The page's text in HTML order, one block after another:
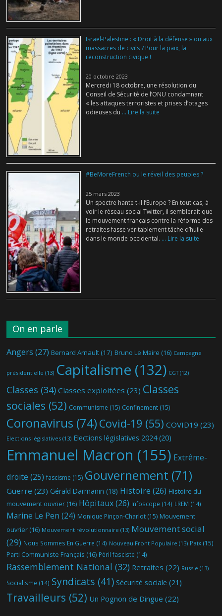
Israël-Palestine : « Droit à la défense » ou aux
massacres de civils ? Pour la paix, la
reconstruction civique !
20 octobre 2023
Mercredi 18 octobre, une résolution du
Conseil de Sécurité de l’ONU condamnant
« les attaques terroristes et prises d’otages
odieuses du ... Lire la suite
#BeMoreFrench ou le réveil des peuples ?
25 mars 2023
Un spectre hante t-il l’Europe ? En tout cas, à
voir le réseau social Twitter, il semblerait que
le mouvement français contre la réforme des
retraites fasse véritablement tâche d’huile
dans le monde occidental. ... Lire la suite
On en parle
Angers (27) Bernard Arnault (17) Bruno Le Maire (16) Campagne
présidentielle (13) Capitalisme (132) CGT(12)
Classes (34) Classes exploitées (23) Classes
sociales (52) Communisme (15) Confinement (15)
Coronavirus (74) Covid-19 (55) COVID19 (23)
Elections législatives (13) Elections législatives 2024(20)
Emmanuel Macron (155) Extrême-
droite (25) fascisme (15) Gouvernement (71)
Guerre (23) Gérald Darmanin (18) Histoire (26) Histoire du
mouvement ouvrier (16) Hôpitaux(26) Infoscope (14) LREM (14)
Marine Le Pen (24) Monique Pinçon-Charlot (15) Mouvement
ouvrier (16) Mouvement révolutionnaire (13) Mouvement social
(29) Nous Sommes En Guerre (14) Nouveau Front Populaire (13) Paix (15)
Parti Communiste Français (16) Péril fasciste (14)
Rassemblement National (32) Retraites (22) Russie (13)
Socialisme (14) Syndicats (41) Sécurité sociale (21)
Travailleurs (52) Un Pognon de Dingue (22)